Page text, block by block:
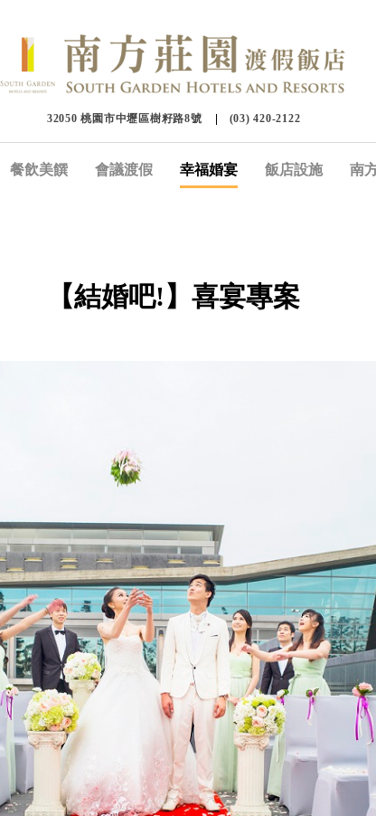
32050 桃園市中壢區樹籽路8號 (03) 420-2122
餐飲美饌 會議渡假 幸福婚宴 飯店設施 南
【結婚吧!】喜宴專案